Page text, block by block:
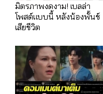
มิตรภาพงดงาม! เบลล่า
โพสต์แบบนี้ หลังน้องพั้นช์
เสียชีวิต